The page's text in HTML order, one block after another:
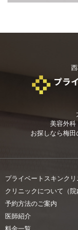
美容外科
お探しなら梅田
プライベートスキンク
クリニックについて（院
予約方法のご案内
医師紹介